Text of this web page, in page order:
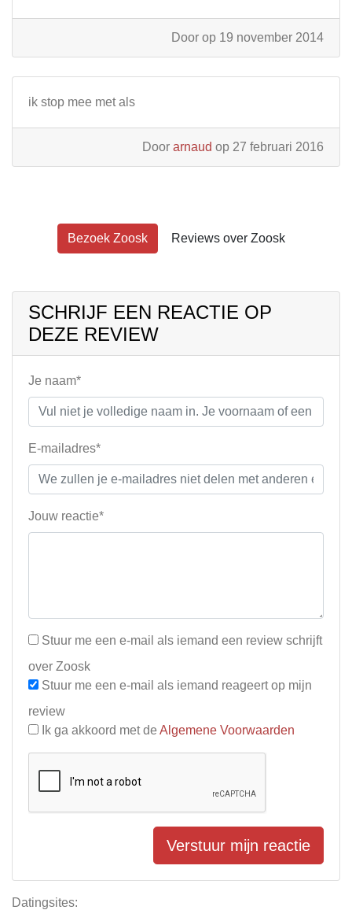
Datingsites:
Door op 19 november 2014
ik stop mee met als
Door arnaud op 27 februari 2016
Bezoek Zoosk Reviews over Zoosk
SCHRIJF EEN REACTIE OP
DEZE REVIEW
Je naam*
E-mailadres*
Jouw reactie*
Stuur me een e-mail als iemand een review schrijft
over Zoosk
Stuur me een e-mail als iemand reageert op mijn
review
Ik ga akkoord met de Algemene Voorwaarden
Verstuur mijn reactie